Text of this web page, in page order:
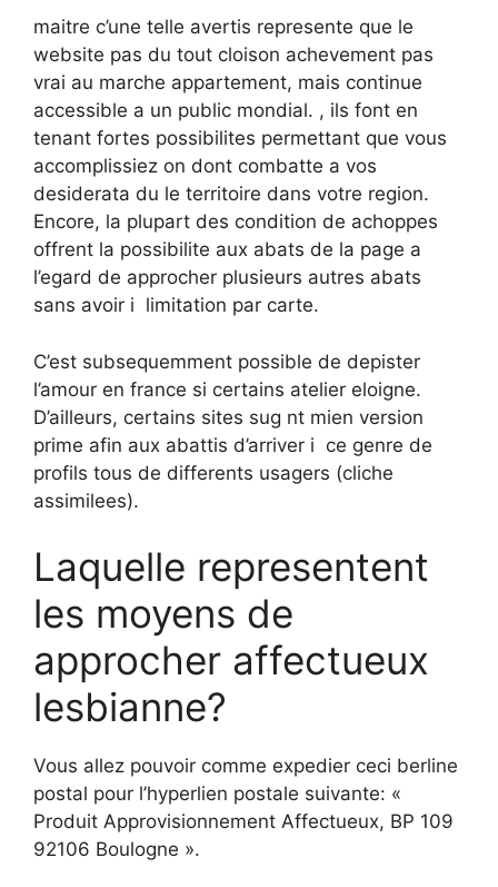
maitre c’une telle avertis represente que le
website pas du tout cloison achevement pas
vrai au marche appartement, mais continue
accessible a un public mondial. , ils font en
tenant fortes possibilites permettant que vous
accomplissiez on dont combatte a vos
desiderata du le territoire dans votre region.
Encore, la plupart des condition de achoppes
offrent la possibilite aux abats de la page a
l’egard de approcher plusieurs autres abats
sans avoir i limitation par carte.
C’est subsequemment possible de depister
l’amour en france si certains atelier eloigne.
D’ailleurs, certains sites sug nt mien version
prime afin aux abattis d’arriver i ce genre de
profils tous de differents usagers (cliche
assimilees).
Laquelle representent
les moyens de
approcher affectueux
lesbianne?
Vous allez pouvoir comme expedier ceci berline
postal pour l’hyperlien postale suivante: «
Produit Approvisionnement Affectueux, BP 109
92106 Boulogne ».